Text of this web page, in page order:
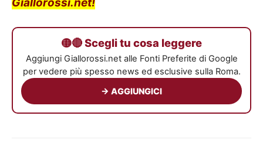
🟡🔴 Scegli tu cosa leggere
Aggiungi Giallorossi.net alle Fonti Preferite di Google
per vedere più spesso news ed esclusive sulla Roma.
→ AGGIUNGICI